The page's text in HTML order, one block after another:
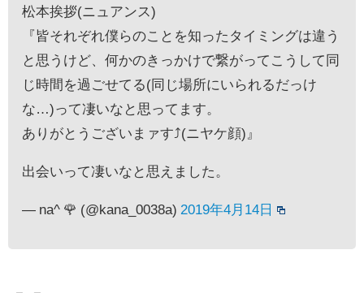
松本挨拶(ニュアンス)
『皆それぞれ僕らのことを知ったタイミングは違う
と思うけど、何かのきっかけで繋がってこうして同
じ時間を過ごせてる(同じ場所にいられるだっけ
な…)って凄いなと思ってます。
ありがとうございまァす⤴︎(ニヤケ顔)』
出会いって凄いなと思えました。
— na^ 🌹 (@kana_0038a) 2019年4月14日